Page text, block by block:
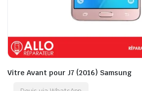
Vitre Avant pour J7 (2016) Samsung